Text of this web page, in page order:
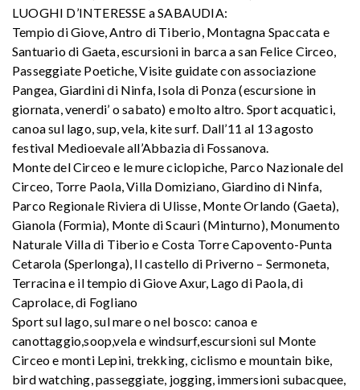
LUOGHI D’INTERESSE a SABAUDIA:
Tempio di Giove, Antro di Tiberio, Montagna Spaccata e
Santuario di Gaeta, escursioni in barca a san Felice Circeo,
Passeggiate Poetiche, Visite guidate con associazione
Pangea, Giardini di Ninfa, Isola di Ponza (escursione in
giornata, venerdi’ o sabato) e molto altro. Sport acquatici,
canoa sul lago, sup, vela, kite surf. Dall’11 al 13 agosto
festival Medioevale all’Abbazia di Fossanova.
Monte del Circeo e le mure ciclopiche, Parco Nazionale del
Circeo, Torre Paola, Villa Domiziano, Giardino di Ninfa,
Parco Regionale Riviera di Ulisse, Monte Orlando (Gaeta),
Gianola (Formia), Monte di Scauri (Minturno), Monumento
Naturale Villa di Tiberio e Costa Torre Capovento-Punta
Cetarola (Sperlonga), Il castello di Priverno – Sermoneta,
Terracina e il tempio di Giove Axur, Lago di Paola, di
Caprolace, di Fogliano
Sport sul lago, sul mare o nel bosco: canoa e
canottaggio,soop,vela e windsurf,escursioni sul Monte
Circeo e monti Lepini, trekking, ciclismo e mountain bike,
bird watching, passeggiate, jogging, immersioni subacquee,